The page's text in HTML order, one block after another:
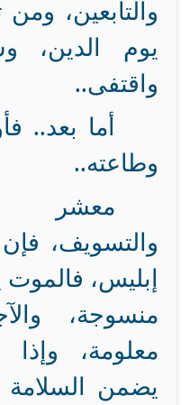
والتابعين،
يوم الدين،
واقتفى..
أما بعد..
وطاعته..
معشر
والتسويف،
إبليس، فالموت
منسوجة،
معلومة،
يضمن